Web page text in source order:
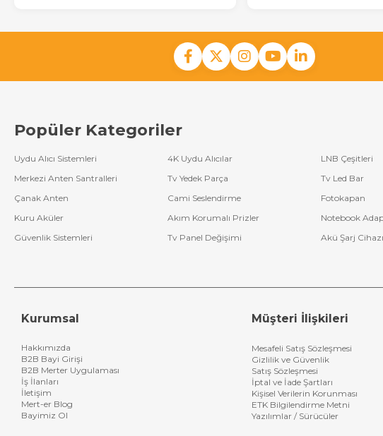
Popüler Kategoriler
Uydu Alıcı Sistemleri 4K Uydu Alıcılar LNB Çeşitleri
Merkezi Anten Santralleri
Tv Yedek Parça Tv Led Bar
Çanak Anten
Cami Seslendirme Fotokapan
Kuru Aküler
Akım Korumalı Prizler Notebook
Güvenlik Sistemleri
Tv Panel Değişimi Akü Şarj Cihazı
Kurumsal
Hakkımızda
B2B Bayi Girişi
B2B Merter Uygulaması
İş İlanları
İletişim
Mert-er Blog
Bayimiz Ol
Müşteri İlişkileri
Mesafeli Satış Sözleşmesi
Gizlilik ve Güvenlik
Satış Sözleşmesi
İptal ve İade Şartları
Kişisel Verilerin Korunması
ETK Bilgilendirme Metni
Yazılımlar / Sürücüler